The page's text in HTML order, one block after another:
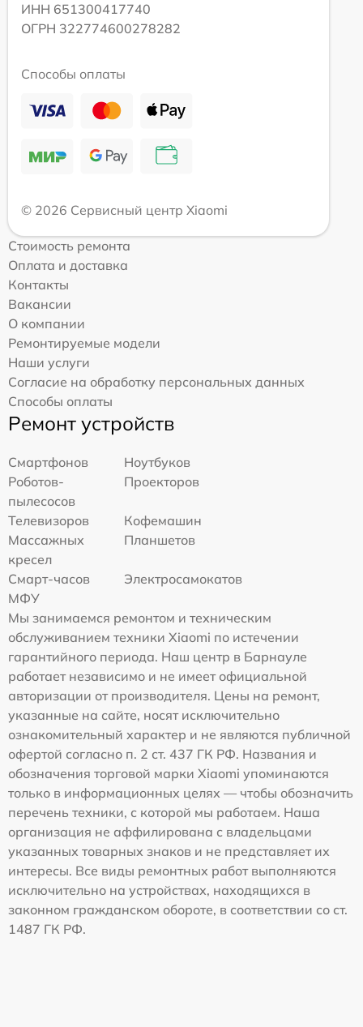
ИНН 651300417740
ОГРН 322774600278282
Способы оплаты
© 2026 Сервисный центр Xiaomi
Стоимость ремонта
Оплата и доставка
Контакты
Вакансии
О компании
Ремонтируемые модели
Наши услуги
Согласие на обработку персональных данных
Способы оплаты
Ремонт устройств
Смартфонов
Ноутбуков
Роботов-
пылесосов
Проекторов
Телевизоров
Кофемашин
Массажных
кресел
Планшетов
Смарт-часов
Электросамокатов
МФУ
Мы занимаемся ремонтом и техническим
обслуживанием техники Xiaomi по истечении
гарантийного периода. Наш центр в Барнауле
работает независимо и не имеет официальной
авторизации от производителя. Цены на ремонт,
указанные на сайте, носят исключительно
ознакомительный характер и не являются публичной
офертой согласно п. 2 ст. 437 ГК РФ. Названия и
обозначения торговой марки Xiaomi упоминаются
только в информационных целях — чтобы обозначить
перечень техники, с которой мы работаем. Наша
организация не аффилирована с владельцами
указанных товарных знаков и не представляет их
интересы. Все виды ремонтных работ выполняются
исключительно на устройствах, находящихся в
законном гражданском обороте, в соответствии со ст.
1487 ГК РФ.